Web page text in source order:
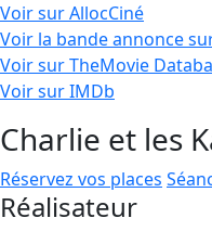
Voir sur AllocCiné
Voir la bande annonce
Voir sur TheMovie
Voir sur IMDb
Charlie et les
Réservez vos places
Réalisateur